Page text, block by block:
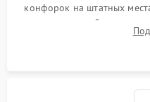
конфорок на штатных
проверкой
термостойкого